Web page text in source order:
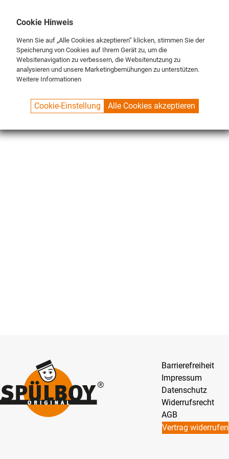
SPUELBOY.DE SHOP CLASSIC LINE ERSATZTEILE
Barrierefreiheit
Impressum
Datenschutz
Widerrufsrecht
AGB
Vertrag widerrufen
Cookie Hinweis
Wenn Sie auf „Alle Cookies akzeptieren“ klicken, stimmen Sie der
Speicherung von Cookies auf Ihrem Gerät zu, um die
Websitenavigation zu verbessern, die Websitenutzung zu
analysieren und unsere Marketingbemühungen zu unterstützen.
Weitere Informationen
Cookie-Einstellung Alle Cookies akzeptieren